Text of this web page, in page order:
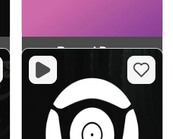
Record Deep